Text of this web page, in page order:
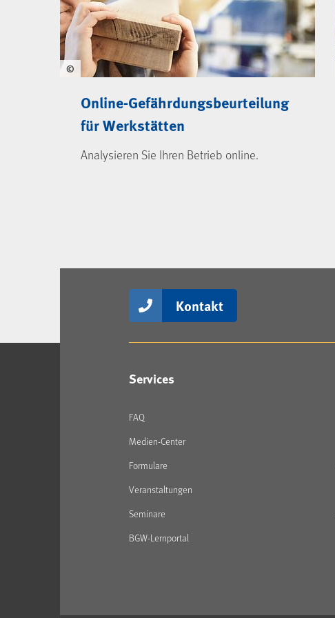
©
Online-Gefährdungsbeurteilung
für Werkstätten
Analysieren Sie Ihren Betrieb online.
Kontakt
Services
FAQ
Medien-Center
Formulare
Veranstaltungen
Seminare
BGW-Lernportal